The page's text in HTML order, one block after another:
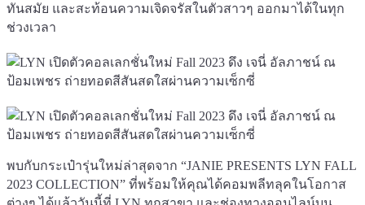
ทันสมัย และสะท้อนความเจิดจรัสในตัวสาวๆ ออกมาได้ในทุก
ช่วงเวลา
พบกับกระเป๋ารุ่นใหม่ล่าสุดจาก “JANIE PRESENTS LYN FALL
2023 COLLECTION” ที่พร้อมให้คุณได้คอมพลีทลุคในโอกาส